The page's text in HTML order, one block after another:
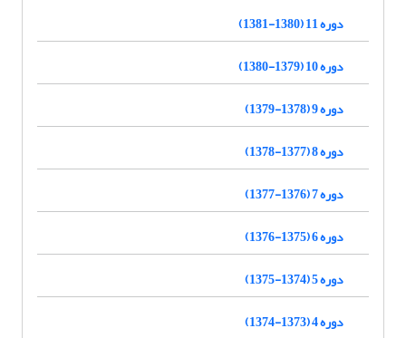
دوره 11 (1380-1381)
دوره 10 (1379-1380)
دوره 9 (1378-1379)
دوره 8 (1377-1378)
دوره 7 (1376-1377)
دوره 6 (1375-1376)
دوره 5 (1374-1375)
دوره 4 (1373-1374)